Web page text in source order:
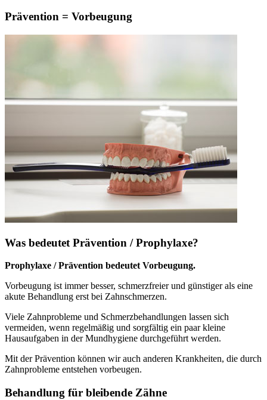
Prävention = Vorbeugung
Was bedeutet Prävention / Prophylaxe?
Prophylaxe / Prävention bedeutet Vorbeugung.
Vorbeugung ist immer besser, schmerzfreier und günstiger als eine
akute Behandlung erst bei Zahnschmerzen.
Viele Zahnprobleme und Schmerzbehandlungen lassen sich
vermeiden, wenn regelmäßig und sorgfältig ein paar kleine
Hausaufgaben in der Mundhygiene durchgeführt werden.
Mit der Prävention können wir auch anderen Krankheiten, die durch
Zahnprobleme entstehen vorbeugen.
Behandlung für bleibende Zähne